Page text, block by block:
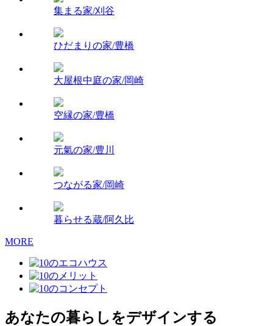
集まる家/刈谷
ひだまりの家/豊橋
大屋根中庭の家/岡崎
空縁の家/豊橋
元氣の家/豊川
つながる家/岡崎
暮らせる蔵/阿久比
MORE
あなたの暮らしをデザインする